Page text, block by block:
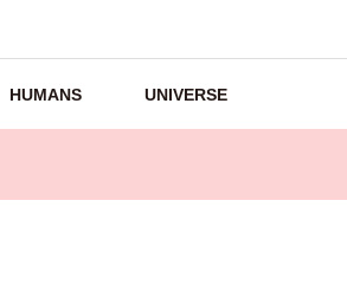
HUMANS UNIVERSE